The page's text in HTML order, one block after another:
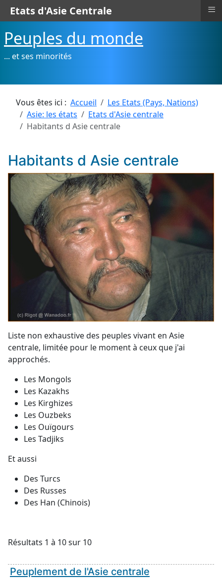
Peuples du monde
... et ses minorités
Vous êtes ici : Accueil
Les Etats (Pays, Nations)
Asie: les états
Etats d'Asie centrale
Habitants d Asie centrale
Habitants d Asie centrale
Liste non exhaustive des peuples vivant en Asie
centrale, limitée pour le moment à ceux que j'ai
approchés.
Les Mongols
Les Kazakhs
Les Kirghizes
Les Ouzbeks
Les Ouïgours
Les Tadjiks
Et aussi
Des Turcs
Des Russes
Des Han (Chinois)
Résultats 1 à 10 sur 10
Peuplement de l'Asie centrale
Etats d'Asie Centrale ≡